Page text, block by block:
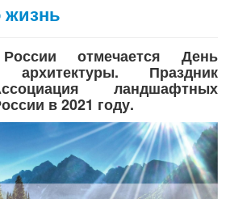
жизнь
отмечается День
архитектуры. Праздник
ландшафтных
в 2021 году.